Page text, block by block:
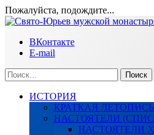
Пожалуйста, подождите...
Перейти
содержимому
ВКонтакте
E-mail
Найти:
ИСТОРИЯ
КРАТКАЯ ЛЕТОПИСЬ
НАСТОЯТЕЛИ
НАСТОЯТЕЛИ